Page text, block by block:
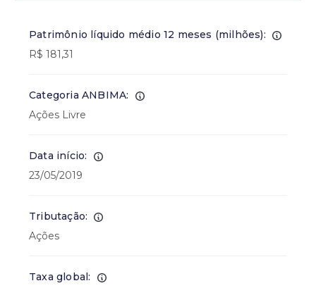
Patrimônio líquido médio 12 meses (milhões):
R$ 181,31
Categoria ANBIMA:
Ações Livre
Data início:
23/05/2019
Tributação:
Ações
Taxa global: